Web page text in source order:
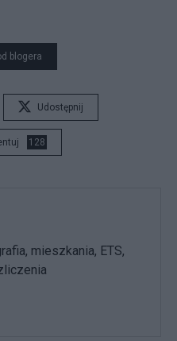
blogera
Udostępnij
128
mieszkania, ETS,